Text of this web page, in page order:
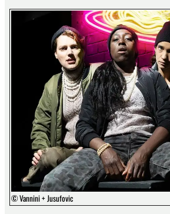
© Vannini + Jusufovic